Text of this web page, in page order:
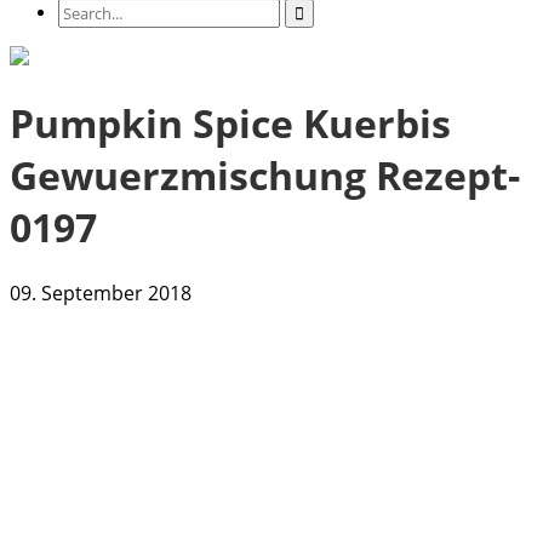
Pumpkin Spice Kuerbis
Gewuerzmischung Rezept-
0197
09. September 2018